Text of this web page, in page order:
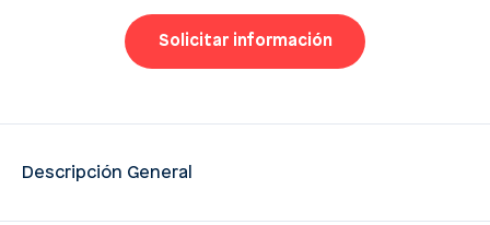
Solicitar información
Descripción General